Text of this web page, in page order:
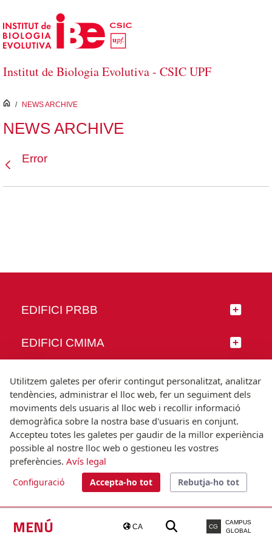
Salta al contingut principal
Institut de Biologia Evolutiva - CSIC UPF
MENÚ CA CG
CAMPUS
GLOBAL
inici
/ NEWS ARCHIVE
NEWS ARCHIVE
Error
EDIFICI PRBB
EDIFICI CMIMA
SEGUEIX-NOS
© Universitat Pompeu Fabra
Barcelona
T.(+34) 93 542 20 00
Utilitzem galetes per oferir contingut personalitzat, analitzar
tendències, administrar el lloc web, fer un seguiment dels
moviments dels usuaris al lloc web i recollir informació
demogràfica sobre la nostra base d'usuaris en conjunt.
Accepteu totes les galetes per gaudir de la millor experiència
possible al nostre lloc web o gestioneu les vostres
preferències. Avís legal
Configuració Accepta-ho tot Rebutja-ho tot